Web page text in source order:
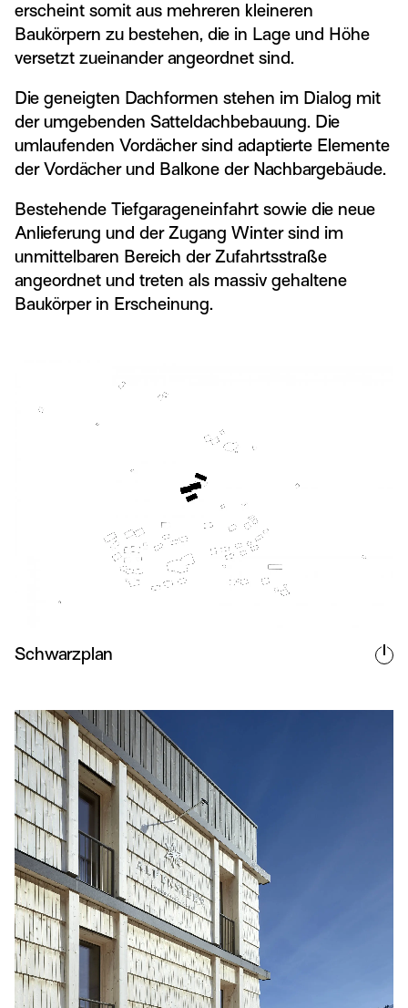
erscheint somit aus mehreren kleineren
Baukörpern zu bestehen, die in Lage und Höhe
versetzt zueinander angeordnet sind.
Die geneigten Dachformen stehen im Dialog mit
der umgebenden Satteldachbebauung. Die
umlaufenden Vordächer sind adaptierte Elemente
der Vordächer und Balkone der Nachbargebäude.
Bestehende Tiefgarageneinfahrt sowie die neue
Anlieferung und der Zugang Winter sind im
unmittelbaren Bereich der Zufahrtsstraße
angeordnet und treten als massiv gehaltene
Baukörper in Erscheinung.
Schwarzplan